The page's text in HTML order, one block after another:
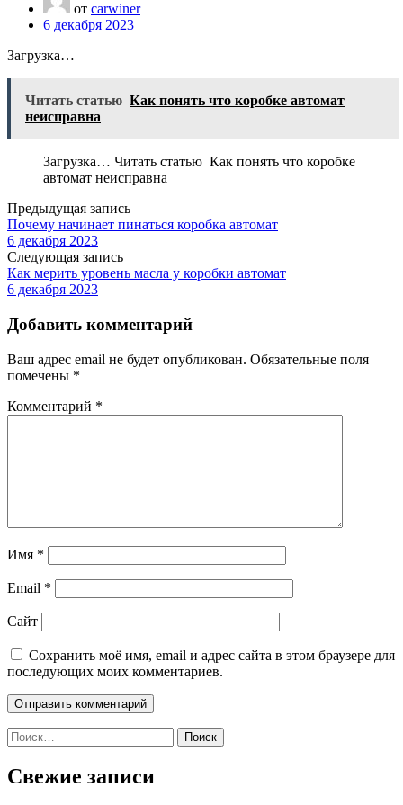
от carwiner
6 декабря 2023
Загрузка…
Читать статью Как понять что коробке автомат
неисправна
Загрузка… Читать статью Как понять что коробке
автомат неисправна
Предыдущая запись
Почему начинает пинаться коробка автомат
6 декабря 2023
Следующая запись
Как мерить уровень масла у коробки автомат
6 декабря 2023
Добавить комментарий
Ваш адрес email не будет опубликован. Обязательные поля
помечены *
Комментарий *
Имя *
Email *
Сайт
Сохранить моё имя, email и адрес сайта в этом браузере для
последующих моих комментариев.
Найти:
Свежие записи